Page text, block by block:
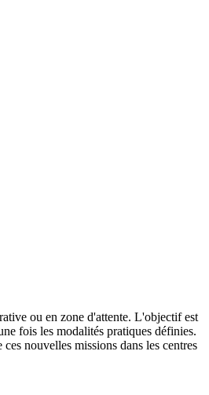
ou en zone d'attente. L'objectif est
fois les modalités pratiques définies.
nouvelles missions dans les centres